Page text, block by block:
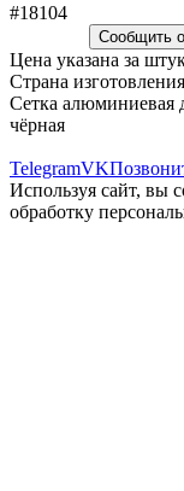
#18104
Сообщить
Цена указана за
Страна
Сетка алюминиевая
чёрная
TelegramVK
Используя сайт, вы
обработку